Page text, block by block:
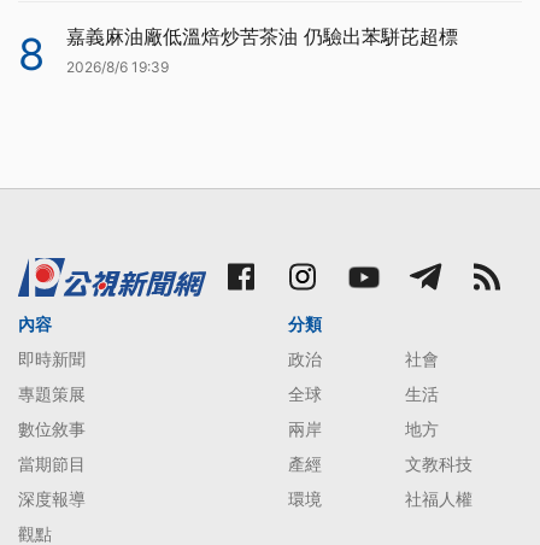
8 嘉義麻油廠低溫焙炒苦茶油 仍驗出苯駢芘超標
2026/8/6 19:39
內容
即時新聞
專題策展
數位敘事
當期節目
深度報導
觀點
分類
政治
社會
全球
生活
兩岸
地方
產經
文教科技
環境
社福人權